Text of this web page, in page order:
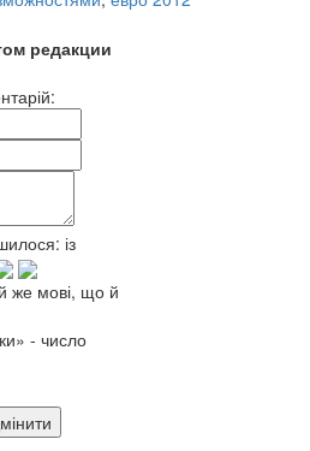
редакции
із
же мові, що й
- число